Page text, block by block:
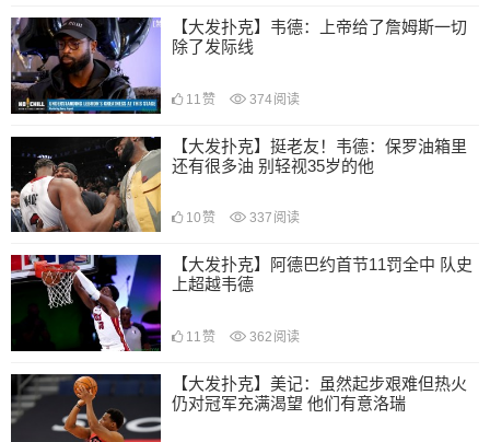
【大发扑克】韦德：上帝给了詹姆斯一切
除了发际线
11 赞 374阅读
【大发扑克】挺老友！韦德：保罗油箱里
还有很多油 别轻视35岁的他
10 赞 337 阅读
【大发扑克】阿德巴约首节11罚全中 队史
上超越韦德
11 赞 362 阅读
【大发扑克】美记：虽然起步艰难但热火
仍对冠军充满渴望 他们有意洛瑞